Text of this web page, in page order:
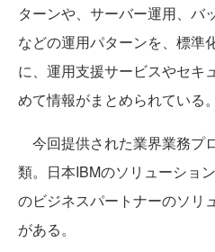
ターンや、サーバー運用、バ
などの運用パターンを、標準
に、運用支援サービスやセキ
めて情報がまとめられている。
今回提供された業界業務プ
類。日本IBMのソリューショ
のビジネスパートナーのソリ
がある。